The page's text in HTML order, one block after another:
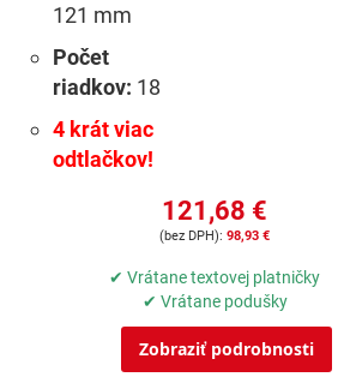
121 mm
Počet
riadkov: 18
4 krát viac
odtlačkov!
121,68 €
98,93 €
✔ Vrátane textovej platničky
✔ Vrátane podušky
Zobraziť podrobnosti